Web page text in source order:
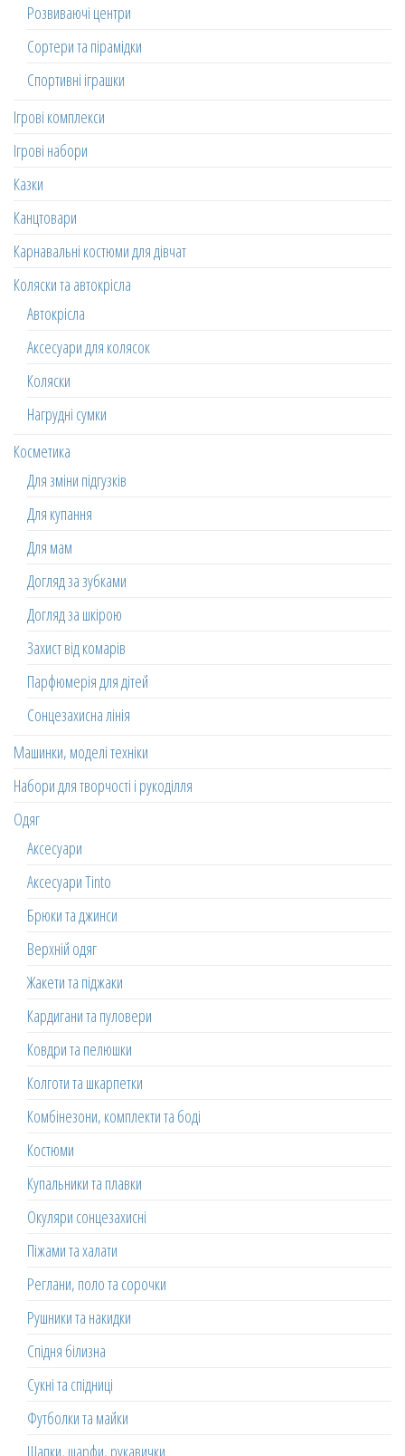
Розвиваючі центри
Сортери та пірамідки
Спортивні іграшки
Ігрові комплекси
Ігрові набори
Казки
Канцтовари
Карнавальні костюми для дівчат
Коляски та автокрісла
Автокрісла
Аксесуари для колясок
Коляски
Нагрудні сумки
Косметика
Для зміни підгузків
Для купання
Для мам
Догляд за зубками
Догляд за шкірою
Захист від комарів
Парфюмерія для дітей
Сонцезахисна лінія
Машинки, моделі техніки
Набори для творчості і рукоділля
Одяг
Аксесуари
Аксесуари Tinto
Брюки та джинси
Верхній одяг
Жакети та піджаки
Кардигани та пуловери
Ковдри та пелюшки
Колготи та шкарпетки
Комбінезони, комплекти та боді
Костюми
Купальники та плавки
Окуляри сонцезахисні
Піжами та халати
Реглани, поло та сорочки
Рушники та накидки
Спідня білизна
Сукні та спідниці
Футболки та майки